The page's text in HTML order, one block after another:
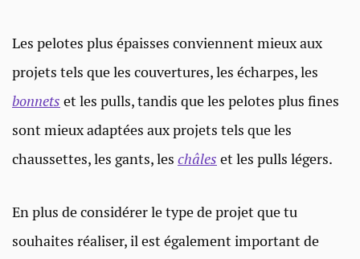
Les pelotes plus épaisses conviennent mieux aux
projets tels que les couvertures, les écharpes, les
bonnets et les pulls, tandis que les pelotes plus fines
sont mieux adaptées aux projets tels que les
chaussettes, les gants, les châles et les pulls légers.
En plus de considérer le type de projet que tu
souhaites réaliser, il est également important de